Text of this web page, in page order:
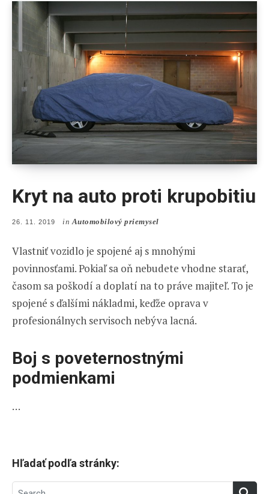
Kryt na auto proti krupobitiu
POSTED
26. 11. 2019 inAutomobilový priemysel
Vlastniť vozidlo je spojené aj s mnohými
povinnosťami. Pokiaľ sa oň nebudete vhodne starať,
časom sa poškodí a doplatí na to práve majiteľ. To je
spojené s ďalšími nákladmi, keďže oprava v
profesionálnych servisoch nebýva lacná.
Boj s poveternostnými
podmienkami
…
Hľadať podľa stránky:
Search